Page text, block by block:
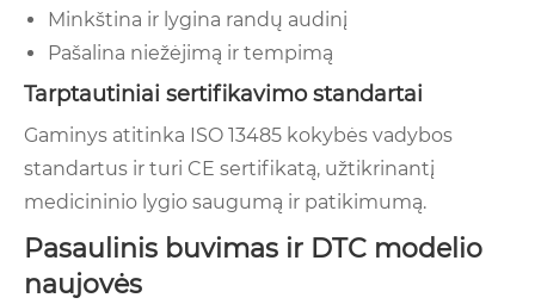
Minkština ir lygina randų audinį
Pašalina niežėjimą ir tempimą
Tarptautiniai sertifikavimo standartai
Gaminys atitinka ISO 13485 kokybės vadybos
standartus ir turi CE sertifikatą, užtikrinantį
medicininio lygio saugumą ir patikimumą.
Pasaulinis buvimas ir DTC modelio
naujovės